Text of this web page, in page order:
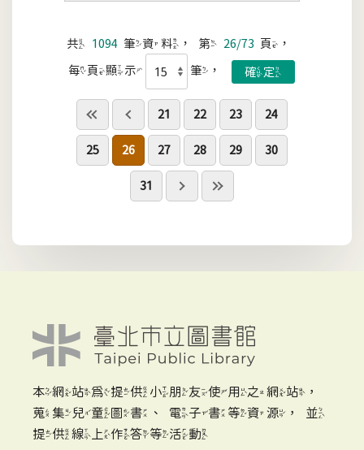
共 1094 筆資料，第 26/73 頁，
每頁顯示 筆，
21 22 23 24
25 26 27 28 29 30
31
本網站為提供小朋友使用之網站，
蒐集兒童圖書、電子書等資源，並
提供線上作答等活動